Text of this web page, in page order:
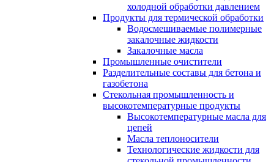
холодной обработки давлением
Продукты для термической обработки
Водосмешиваемые полимерные
закалочные жидкости
Закалочные масла
Промышленные очистители
Разделительные составы для бетона и
газобетона
Стекольная промышленность и
высокотемпературные продукты
Высокотемпературные масла для
цепей
Масла теплоносители
Технологические жидкости для